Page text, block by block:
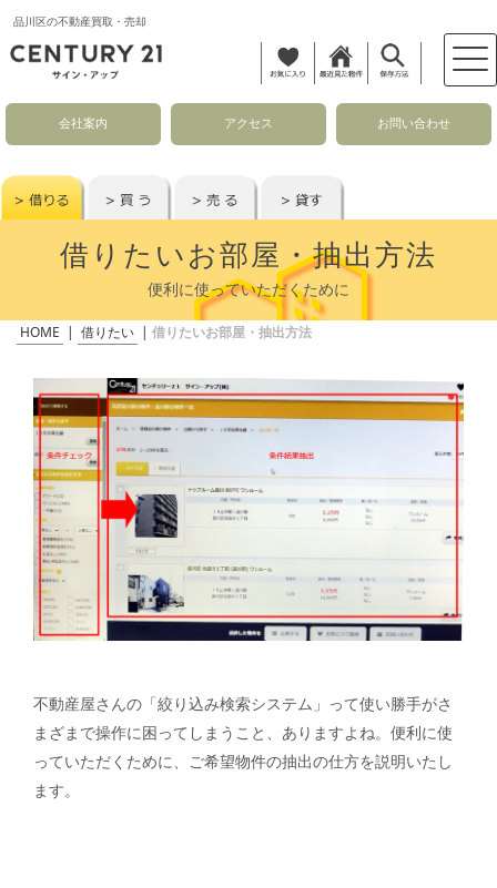
品川区の不動産買取・売却
会社案内 アクセス お問い合わせ
借りたいお部屋・抽出方法
便利に使っていただくために
HOME | 借りたい | 借りたいお部屋・抽出方法
不動産屋さんの「絞り込み検索システム」って使い勝手がさ
まざまで操作に困ってしまうこと、ありますよね。便利に使
っていただくために、ご希望物件の抽出の仕方を説明いたし
ます。